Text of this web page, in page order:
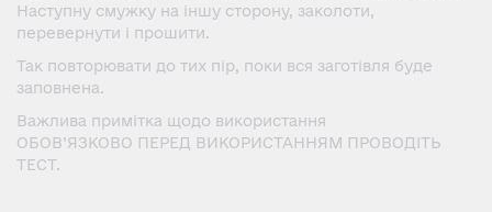
Наступну смужку на іншу сторону, заколоти,
перевернути і прошити.
Так повторювати до тих пір, поки вся заготівля буде
заповнена.
Важлива примітка щодо використання
ОБОВ’ЯЗКОВО ПЕРЕД ВИКОРИСТАННЯМ ПРОВОДІТЬ
ТЕСТ.